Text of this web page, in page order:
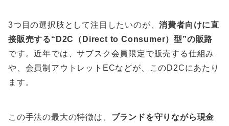
3つ目の選択肢として注目したいのが、消費者向けに直
接販売する“D2C（Direct to Consumer）型”の販路
です。近年では、サブスク会員限定で販売する仕組み
や、会員制アウトレットECなどが、このD2Cにあたり
ます。
この手法の最大の特徴は、 ブランドを守りながら現金